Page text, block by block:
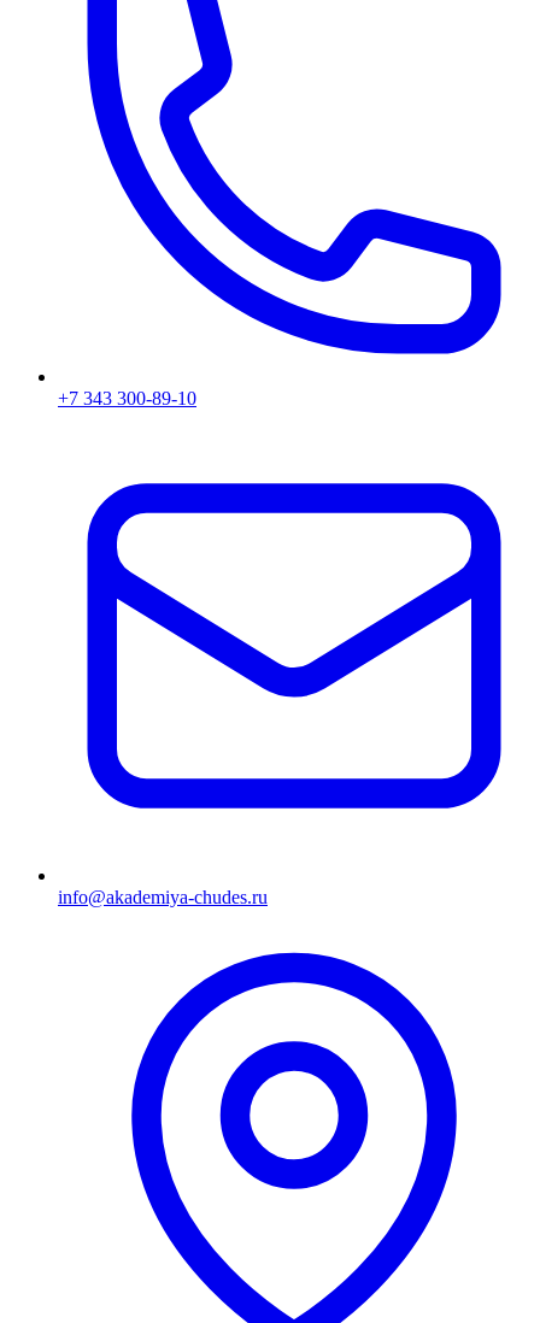
+7 343 300-89-10
info@akademiya-chudes.ru